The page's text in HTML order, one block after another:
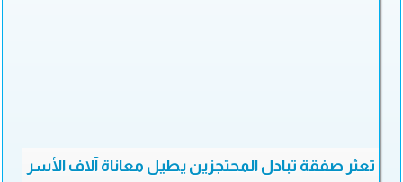
تعثر صفقة تبادل المحتجزين يطيل معاناة آلاف الأسر